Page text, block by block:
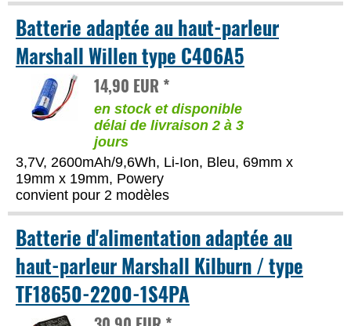
Batterie adaptée au haut-parleur
Marshall Willen type C406A5
14,90 EUR *
en stock et disponible
délai de livraison 2 à 3
jours
3,7V, 2600mAh/9,6Wh, Li-Ion, Bleu, 69mm x
19mm x 19mm, Powery
convient pour 2 modèles
Batterie d'alimentation adaptée au
haut-parleur Marshall Kilburn / type
TF18650-2200-1S4PA